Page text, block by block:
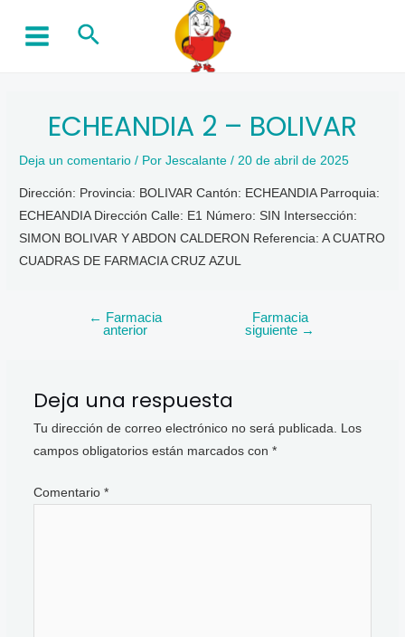
MAIN
Buscar
ECHEANDIA 2 – BOLIVAR
Deja un comentario / PorJescalante/ 20 de abril de 2025
Dirección: Provincia: BOLIVAR Cantón: ECHEANDIA Parroquia:
ECHEANDIA Dirección Calle: E1 Número: SIN Intersección:
SIMON BOLIVAR Y ABDON CALDERON Referencia: A CUATRO
CUADRAS DE FARMACIA CRUZ AZUL
Navegación
← Farmacia
anterior
Farmacia
siguiente →
Deja una respuesta
Tu dirección de correo electrónico no será publicada. Los
campos obligatorios están marcados con *
Comentario *